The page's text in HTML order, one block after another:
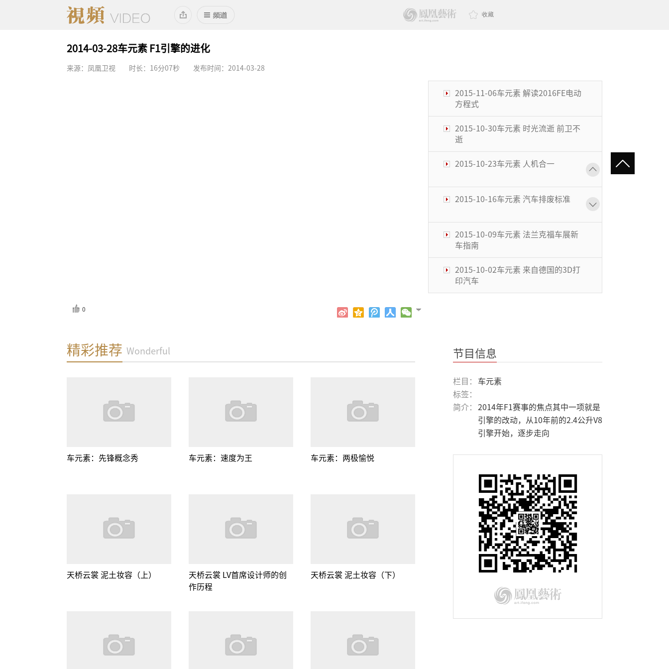
收藏
2014-03-28车元素 F1引擎的进化
来源：凤凰卫视 时长：16分07秒 发布时间：2014-03-28
2015-11-06车元素 解读2016FE电动
方程式
2015-10-30车元素 时光流逝 前卫不
逝
2015-10-23车元素 人机合一
2015-10-16车元素 汽车排废标准
2015-10-09车元素 法兰克福车展新
车指南
2015-10-02车元素 来自德国的3D打
印汽车
受
2015-09-11车元素 赛车新篇章
2015-09-04车元素 圆石滩焦点汽车
梦
车元素：一级方程式试车手的生活
2015-08-14车元素 新款德系小钢炮
发布 外形紧绷动感十足
2015-08-07车元素 定制专属自己的
2015-07-24车元素 空气动力汽车的
0
精彩推荐 Wonderful
车元素：先锋概念秀 车元素：速度为王 车元素：两极愉悦
天桥云裳 泥土妆容（上）
天桥云裳 LV首席设计师的创
作历程
天桥云裳 泥土妆容（下）
节目信息
栏目：
车元素
标签：
简介：
2014年F1赛事的焦点其中一项就是
引擎的改动，从10年前的2.4公升V8
引擎开始，逐步走向